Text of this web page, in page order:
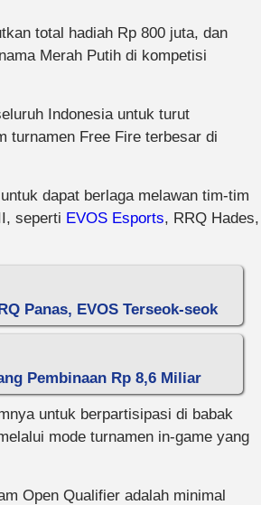
total hadiah Rp 800 juta, dan
Merah Putih di kompetisi
Indonesia untuk turut
turnamen Free Fire terbesar di
dapat berlaga melawan tim-tim
seperti EVOS Esports, RRQ Hades,
Panas, EVOS Terseok-seok
Pembinaan Rp 8,6 Miliar
untuk berpartisipasi di babak
mode turnamen in-game yang
Open Qualifier adalah minimal